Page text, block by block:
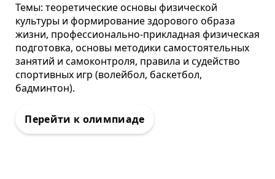
Темы: теоретические основы физической
культуры и формирование здорового образа
жизни, профессионально-прикладная физическая
подготовка, основы методики самостоятельных
занятий и самоконтроля, правила и судейство
спортивных игр (волейбол, баскетбол,
бадминтон).